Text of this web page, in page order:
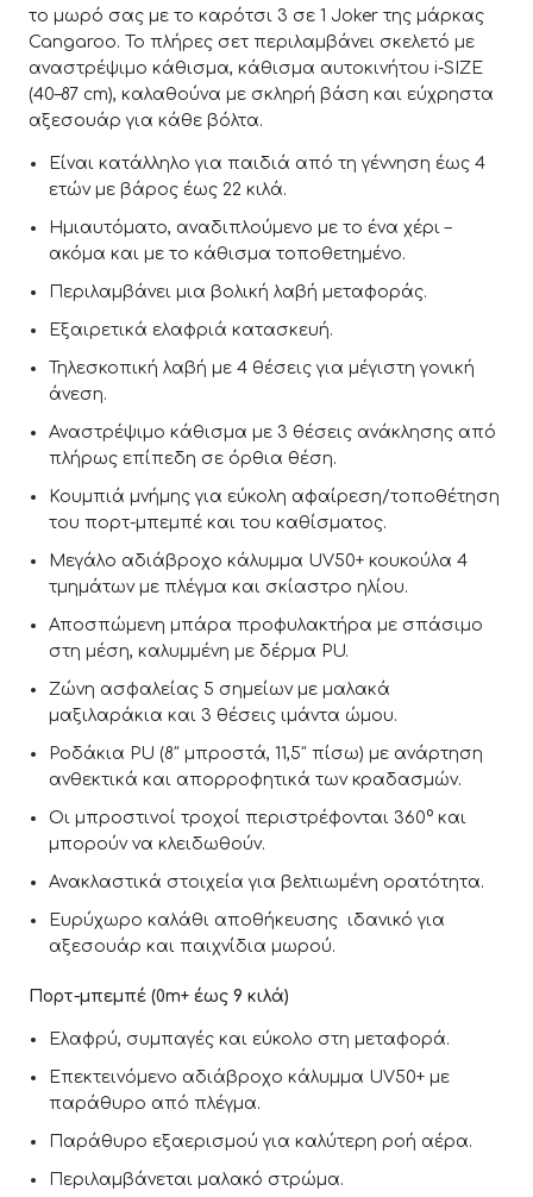
το μωρό σας με το καρότσι 3 σε 1 Joker της μάρκας
Cangaroo. Το πλήρες σετ περιλαμβάνει σκελετό με
αναστρέψιμο κάθισμα, κάθισμα αυτοκινήτου i-SIZE
(40–87 cm), καλαθούνα με σκληρή βάση και εύχρηστα
αξεσουάρ για κάθε βόλτα.
Είναι κατάλληλο για παιδιά από τη γέννηση έως 4
ετών με βάρος έως 22 κιλά.
Ημιαυτόματο, αναδιπλούμενο με το ένα χέρι –
ακόμα και με το κάθισμα τοποθετημένο.
Περιλαμβάνει μια βολική λαβή μεταφοράς.
Εξαιρετικά ελαφριά κατασκευή.
Τηλεσκοπική λαβή με 4 θέσεις για μέγιστη γονική
άνεση.
Αναστρέψιμο κάθισμα με 3 θέσεις ανάκλησης από
πλήρως επίπεδη σε όρθια θέση.
Κουμπιά μνήμης για εύκολη αφαίρεση/τοποθέτηση
του πορτ-μπεμπέ και του καθίσματος.
Μεγάλο αδιάβροχο κάλυμμα UV50+ κουκούλα 4
τμημάτων με πλέγμα και σκίαστρο ηλίου.
Αποσπώμενη μπάρα προφυλακτήρα με σπάσιμο
στη μέση, καλυμμένη με δέρμα PU.
Ζώνη ασφαλείας 5 σημείων με μαλακά
μαξιλαράκια και 3 θέσεις ιμάντα ώμου.
Ροδάκια PU (8″ μπροστά, 11,5″ πίσω) με ανάρτηση
ανθεκτικά και απορροφητικά των κραδασμών.
Οι μπροστινοί τροχοί περιστρέφονται 360° και
μπορούν να κλειδωθούν.
Ανακλαστικά στοιχεία για βελτιωμένη ορατότητα.
Ευρύχωρο καλάθι αποθήκευσης ιδανικό για
αξεσουάρ και παιχνίδια μωρού.
Πορτ-μπεμπέ (0m+ έως 9 κιλά)
Ελαφρύ, συμπαγές και εύκολο στη μεταφορά.
Επεκτεινόμενο αδιάβροχο κάλυμμα UV50+ με
παράθυρο από πλέγμα.
Παράθυρο εξαερισμού για καλύτερη ροή αέρα.
Περιλαμβάνεται μαλακό στρώμα.